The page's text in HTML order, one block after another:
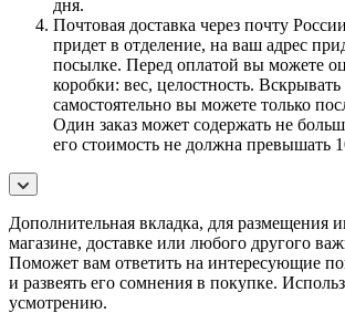
дня.
Почтовая доставка через почту
придет в отделение, на ваш адрес
посылке. Перед оплатой вы можете
коробки: вес, целостность. Вскрывать
самостоятельно вы можете только
Один заказ может содержать не
его стоимость не должна превышать
Дополнительная вкладка, для размещения
магазине, доставке или любого другого
Поможет вам ответить на интересующие
и развеять его сомнения в покупке.
усмотрению.